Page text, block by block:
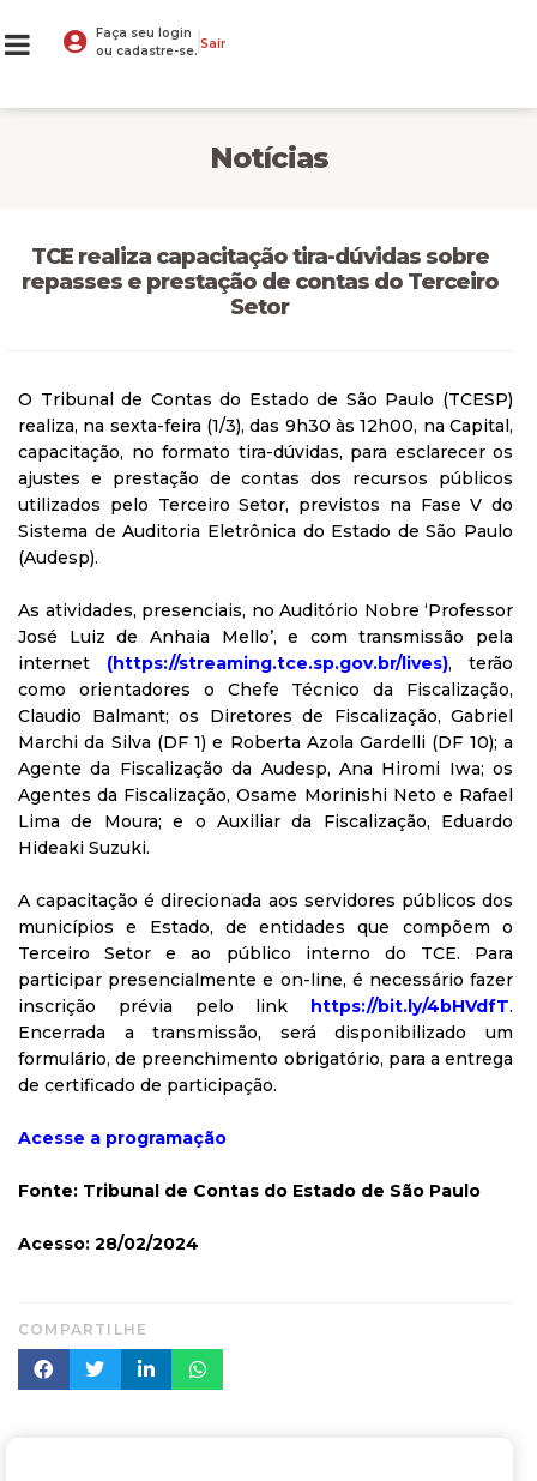
Faça seu login
ou cadastre-se. Sair
Notícias
TCE realiza capacitação tira-dúvidas sobre
repasses e prestação de contas do Terceiro
Setor
O Tribunal de Contas do Estado de São Paulo (TCESP)
realiza, na sexta-feira (1/3), das 9h30 às 12h00, na Capital,
capacitação, no formato tira-dúvidas, para esclarecer os
ajustes e prestação de contas dos recursos públicos
utilizados pelo Terceiro Setor, previstos na Fase V do
Sistema de Auditoria Eletrônica do Estado de São Paulo
(Audesp).
As atividades, presenciais, no Auditório Nobre ‘Professor
José Luiz de Anhaia Mello’, e com transmissão pela
internet (https://streaming.tce.sp.gov.br/lives), terão
como orientadores o Chefe Técnico da Fiscalização,
Claudio Balmant; os Diretores de Fiscalização, Gabriel
Marchi da Silva (DF 1) e Roberta Azola Gardelli (DF 10); a
Agente da Fiscalização da Audesp, Ana Hiromi Iwa; os
Agentes da Fiscalização, Osame Morinishi Neto e Rafael
Lima de Moura; e o Auxiliar da Fiscalização, Eduardo
Hideaki Suzuki.
A capacitação é direcionada aos servidores públicos dos
municípios e Estado, de entidades que compõem o
Terceiro Setor e ao público interno do TCE. Para
participar presencialmente e on-line, é necessário fazer
inscrição prévia pelo link https://bit.ly/4bHVdfT.
Encerrada a transmissão, será disponibilizado um
formulário, de preenchimento obrigatório, para a entrega
de certificado de participação.
Acesse a programação
Fonte: Tribunal de Contas do Estado de São Paulo
Acesso: 28/02/2024
COMPARTILHE